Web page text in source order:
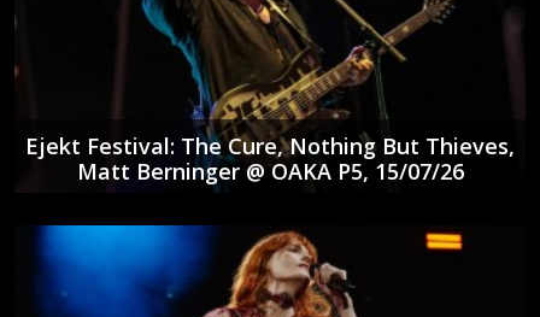
Ejekt Festival: The Cure, Nothing But Thieves,
Matt Berninger @ ΟΑΚΑ P5, 15/07/26